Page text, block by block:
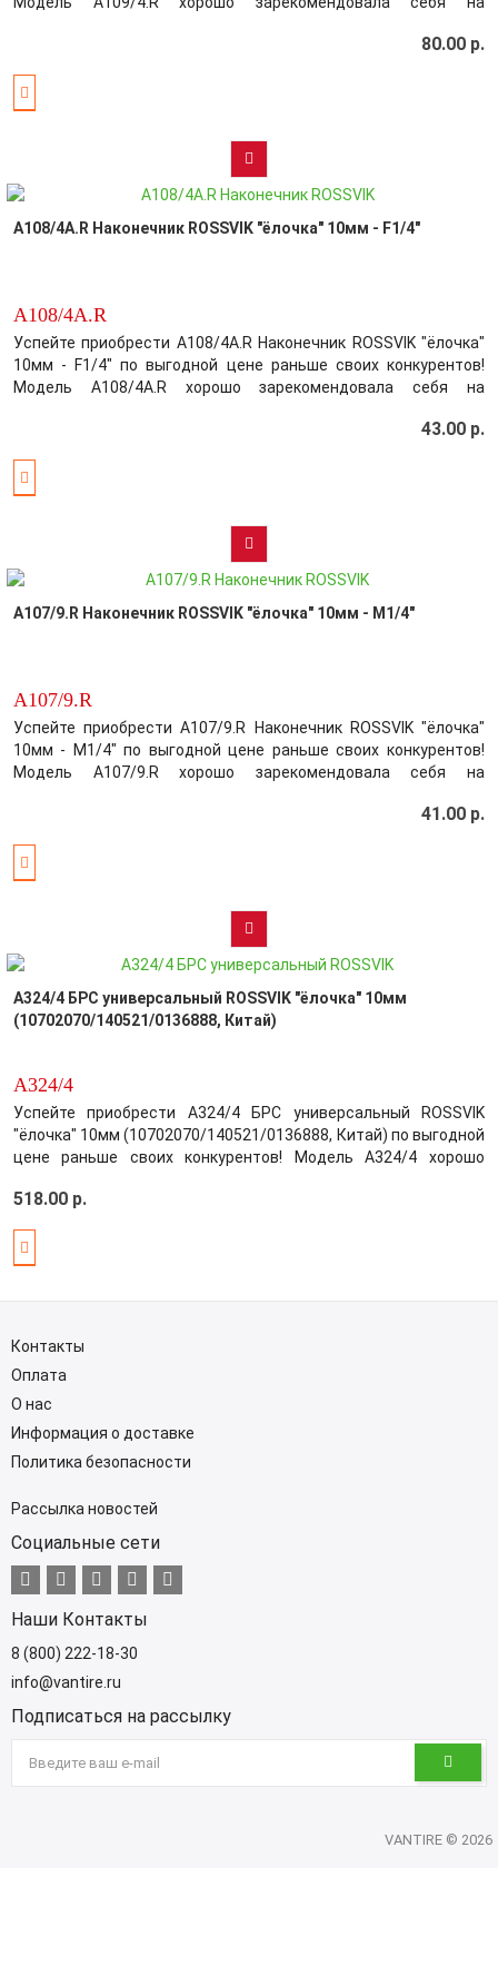
максимально усовершенствовать выбранный вами товар,
80.00 р.
A108/4А.R Наконечник ROSSVIK "ёлочка" 10мм - F1/4"
A108/4А.R
Успейте приобрести A108/4А.R Наконечник ROSSVIK "ёлочка"
10мм - F1/4" по выгодной цене раньше своих конкурентов!
Модель A108/4А.R хорошо зарекомендовала себя на
максимально усовершенствовать выбранный вами товар,
43.00 р.
A107/9.R Наконечник ROSSVIK "ёлочка" 10мм - М1/4"
A107/9.R
Успейте приобрести A107/9.R Наконечник ROSSVIK "ёлочка"
10мм - М1/4" по выгодной цене раньше своих конкурентов!
Модель A107/9.R хорошо зарекомендовала себя на
максимально усовершенствовать выбранный вами товар,
41.00 р.
A324/4 БРС универсальный ROSSVIK "ёлочка" 10мм
(10702070/140521/0136888, Китай)
A324/4
Успейте приобрести A324/4 БРС универсальный ROSSVIK
"ёлочка" 10мм (10702070/140521/0136888, Китай) по выгодной
цене раньше своих конкурентов! Модель A324/4 хорошо
Производитель постарался максимально усовершенствовать
518.00 р.
Контакты
Оплата
О нас
Информация о доставке
Политика безопасности
Рассылка новостей
Социальные сети
Наши Контакты
8 (800) 222-18-30
info@vantire.ru
Подписаться на рассылку
VANTIRE © 2026